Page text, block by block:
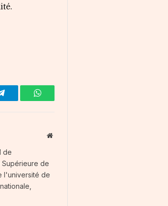
Telegram WhatsApp
Website
de
Supérieure de
l'université de